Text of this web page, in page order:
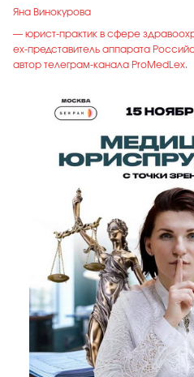
Яна Винокурова
— юрист-практик в сфере
ex-представитель аппарата
автор телеграм-канала ProMedLex.